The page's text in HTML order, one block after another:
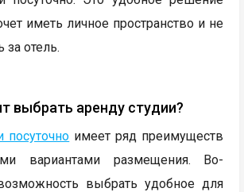
иметь личное пространство и не
за отель.
выбрать аренду студии?
посуточно имеет ряд преимуществ
вариантами размещения. Во-
выбрать удобное для